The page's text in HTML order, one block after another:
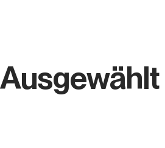
Ausgewählt